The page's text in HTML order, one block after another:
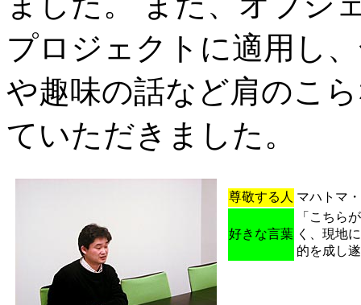
プロジェクトに適用し
や趣味の話など肩のこ
ていただきました。
尊敬する人 マハトマ
好きな言葉
「こちら
く、現地
的を成し